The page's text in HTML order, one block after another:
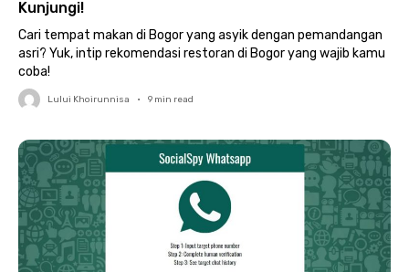
Kunjungi!
Cari tempat makan di Bogor yang asyik dengan pemandangan
asri? Yuk, intip rekomendasi restoran di Bogor yang wajib kamu
coba!
Lului Khoirunnisa • 9 min read